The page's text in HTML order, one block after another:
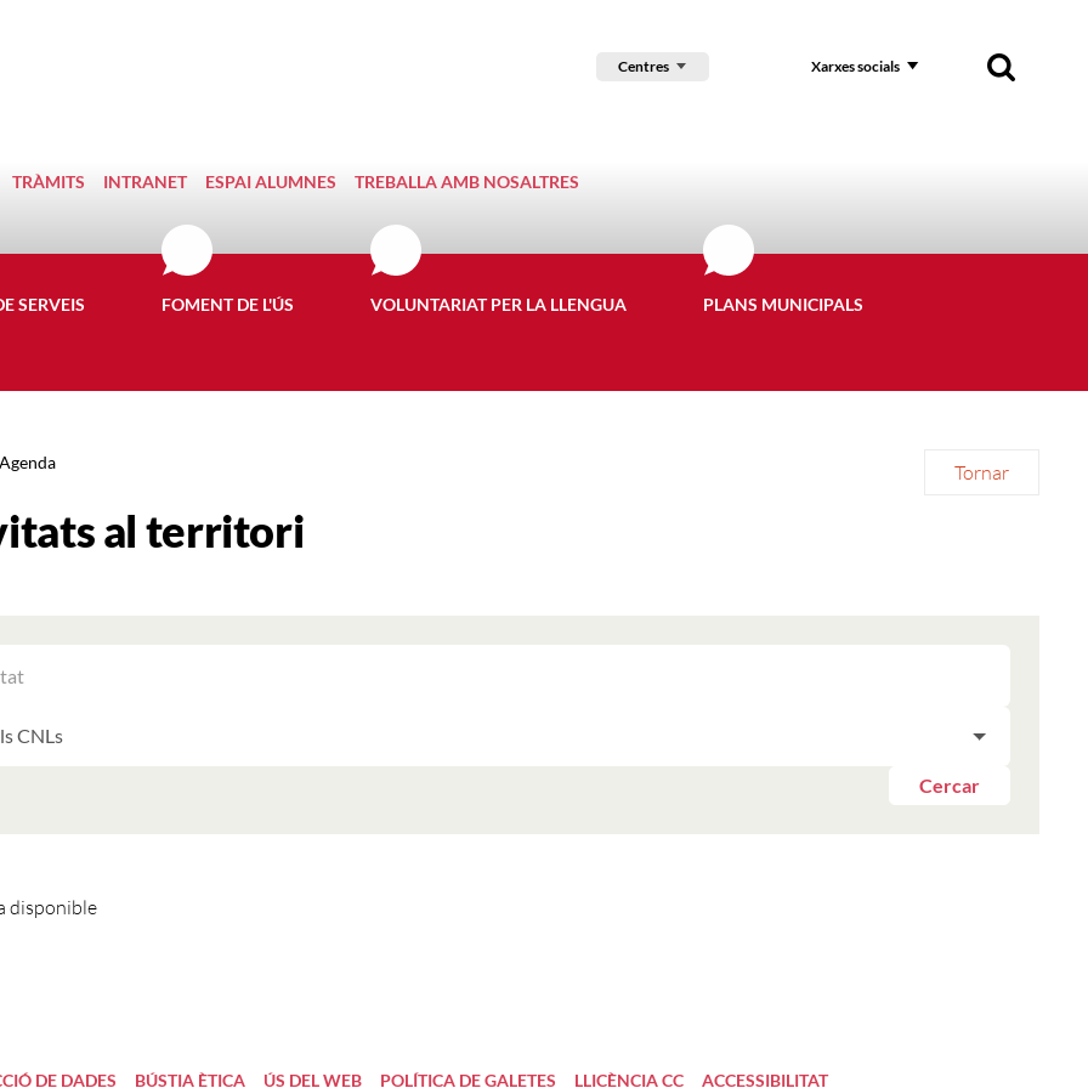
Centres Xarxes socials
TRÀMITS INTRANET ESPAI ALUMNES TREBALLA AMB NOSALTRES
SERVEIS FOMENT DE L'ÚS VOLUNTARIAT PER LA LLENGUA PLANS MUNICIPALS
Agenda Tornar
al territori
Cercar
disponible
DE DADES BÚSTIA ÈTICA ÚS DEL WEB POLÍTICA DE GALETES LLICÈNCIA CC ACCESSIBILITAT